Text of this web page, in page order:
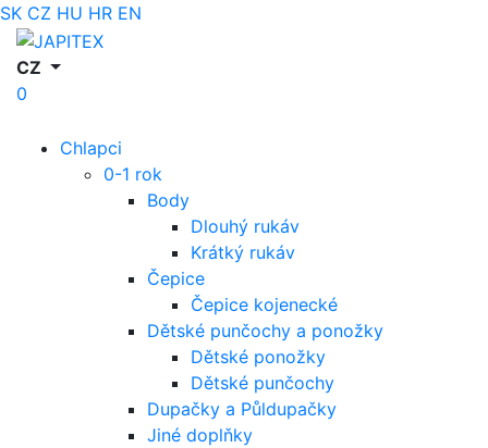
SK CZ HU HR EN
CZ
0
Chlapci
0-1 rok
Body
Dlouhý rukáv
Krátký rukáv
Čepice
Čepice kojenecké
Dětské punčochy a ponožky
Dětské ponožky
Dětské punčochy
Dupačky a Půldupačky
Jiné doplňky